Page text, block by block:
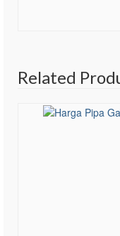
Related